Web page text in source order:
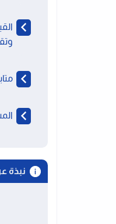
نبذة